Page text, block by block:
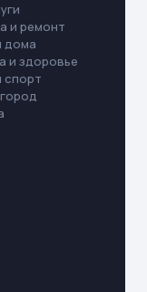
и ремонт
дома
и здоровье
спорт